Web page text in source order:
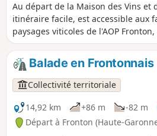
Au départ de la Maison des Vins et
itinéraire facile, est accessible aux
paysages viticoles de l'AOP
frontonnaises. La Place des Amis
endroit idéal pour pique-niquer à
Balade en Frontonnais
Collectivité territoriale
14,92 km
+86 m -82 m
Départ à Fronton (Haute-